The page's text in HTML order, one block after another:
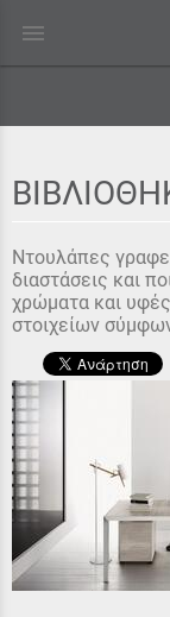
menu
Ντουλάπες
διαστάσεις και
χρώματα και
στοιχείων